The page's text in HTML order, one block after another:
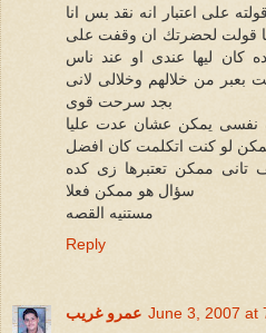
على اعتبار انه نقد بس انا
انا قولت لحضرتك ان وقفت على
كان ليها عندى او عند ناس
من خلالهم وخلالى لانى
بجد سرحت قوى
نفسى يمكن عشان عدت عليا
لو كنت اتكلمت كان افضل
تانى ممكن تعتبرها زى كده
سؤال هو ممكن فعلا
مستنيه القصه
Reply
عمرو غريب June 3, 2007 at